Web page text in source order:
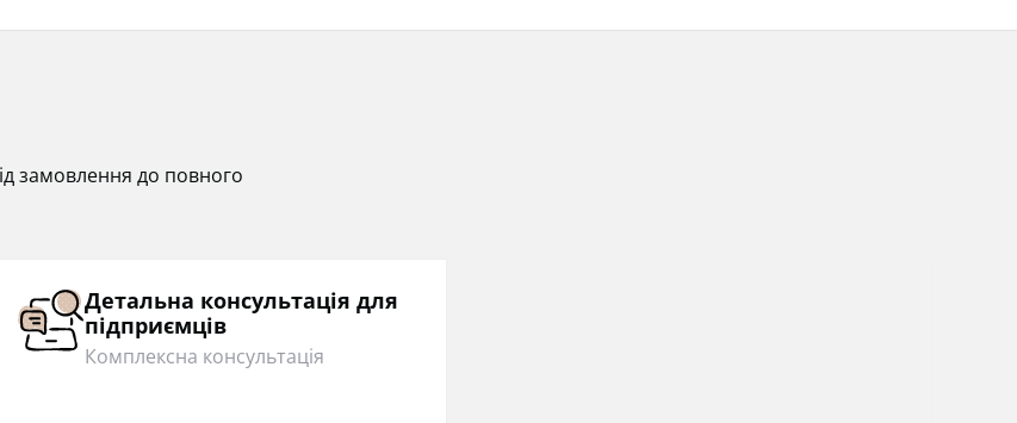
замовлення до повного
Детальна консультація для
підприємців
Комплексна консультація